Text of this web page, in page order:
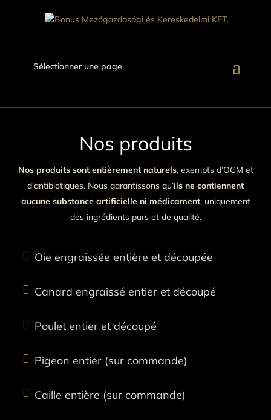
Sélectionner une page
Nos produits
Nos produits sont entièrement naturels, exempts d’OGM et
d’antibiotiques. Nous garantissons qu’ils ne contiennent
aucune substance artificielle ni médicament, uniquement
des ingrédients purs et de qualité.
 Oie engraissée entière et découpée
 Canard engraissé entier et découpé
 Poulet entier et découpé
 Pigeon entier (sur commande)
 Caille entière (sur commande)